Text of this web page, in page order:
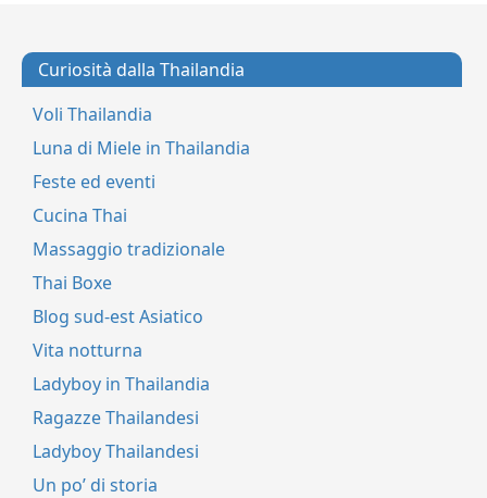
Curiosità dalla Thailandia
Voli Thailandia
Luna di Miele in Thailandia
Feste ed eventi
Cucina Thai
Massaggio tradizionale
Thai Boxe
Blog sud-est Asiatico
Vita notturna
Ladyboy in Thailandia
Ragazze Thailandesi
Ladyboy Thailandesi
Un po’ di storia